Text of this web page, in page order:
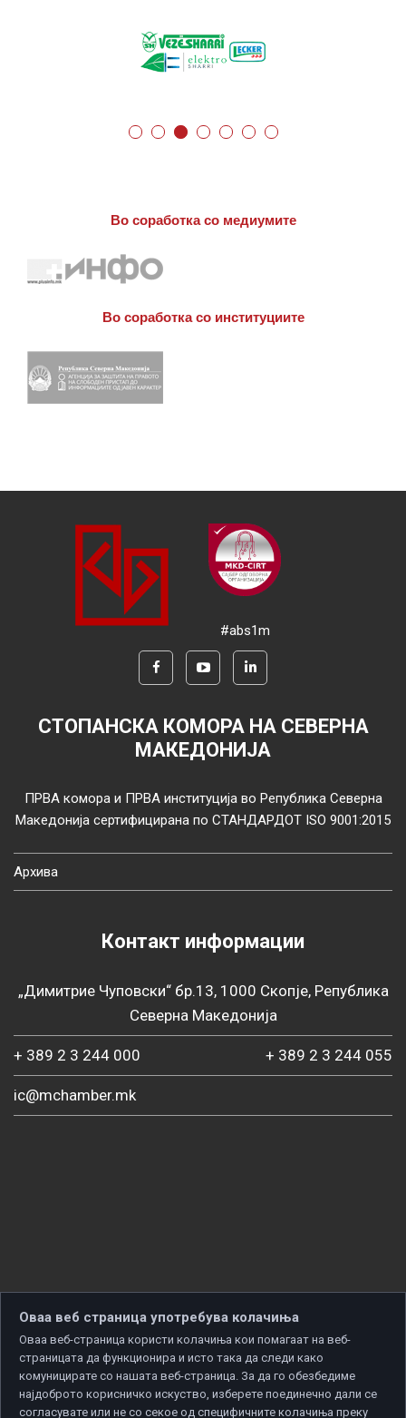
Во соработка со медиумите
Во соработка со институциите
#abs1m
СТОПАНСКА КОМОРА НА СЕВЕРНА
МАКЕДОНИЈА
ПРВА комора и ПРВА институција во Република Северна
Македонија сертифицирана по СТАНДАРДОТ ISO 9001:2015
Архива
Контакт информации
„Димитрие Чуповски“ бр.13, 1000 Скопје, Република
Северна Македонија
+ 389 2 3 244 000 + 389 2 3 244 055
ic@mchamber.mk
Оваа веб страница употребува колачиња
Оваа веб-страница користи колачиња кои помагаат на веб-
страницата да функционира и исто така да следи како
комуницирате со нашата веб-страница. За да го обезбедиме
најдоброто корисничко искуство, изберете поединечно дали се
согласувате или не со секое од специфичните колачиња преку